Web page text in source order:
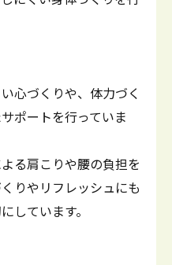
心づくりや、体力づく
ポートを行っていま
る肩こりや腰の負担を
りやリフレッシュにも
しています。